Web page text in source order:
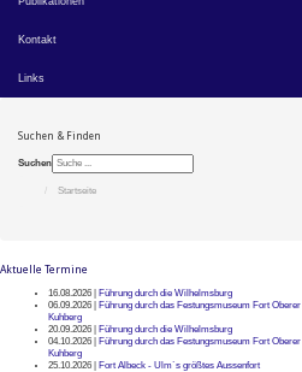
Kontakt
Links
Suchen & Finden
Suchen
Startseite
Aktuelle Termine
16.08.2026 |
Führung durch die Wilhelmsburg
06.09.2026 |
Führung durch das Festungsmuseum Fort Oberer
Kuhberg
20.09.2026 |
Führung durch die Wilhelmsburg
04.10.2026 |
Führung durch das Festungsmuseum Fort Oberer
Kuhberg
25.10.2026 |
Fort Albeck - Ulm`s größtes Aussenfort